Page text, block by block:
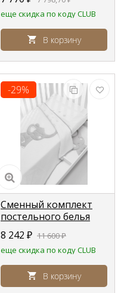
бежевый
(white/bianco)
еще скидка по коду CLUB
В корзину
-29%
Сменный комплект
постельного белья
Erbesi Elly (Элли)
белый (white)
8 242 ₽ 11 600₽
еще скидка по коду CLUB
В корзину